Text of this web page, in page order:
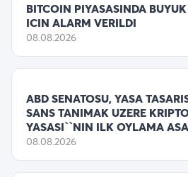
BITCOIN PIYASASINDA
ICIN ALARM VERILDI
08.08.2026
ABD SENATOSU, YASA
SANS TANIMAK UZERE
YASASI``NIN ILK OYLAMA
08.08.2026